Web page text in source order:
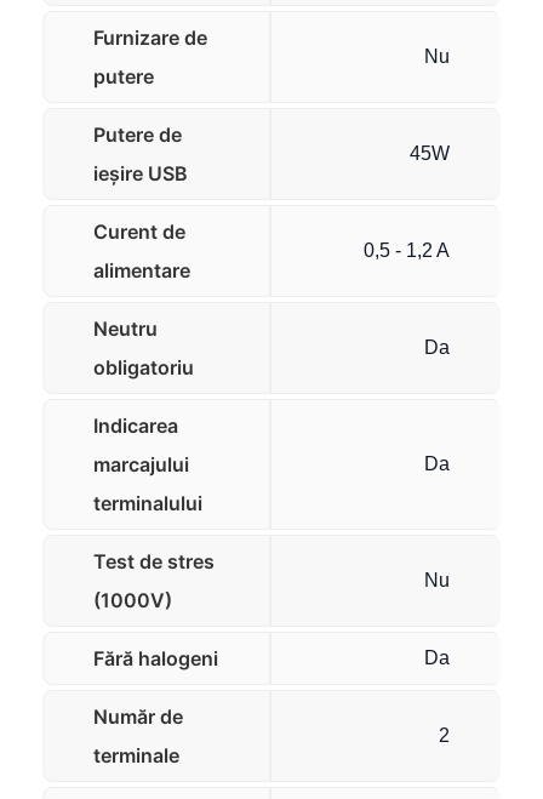
Furnizare de
putere
Nu
Putere de
ieșire USB
45W
Curent de
alimentare
0,5 - 1,2 A
Neutru
obligatoriu
Da
Indicarea
marcajului
terminalului
Da
Test de stres
(1000V)
Nu
Fără halogeni Da
Număr de
terminale
2